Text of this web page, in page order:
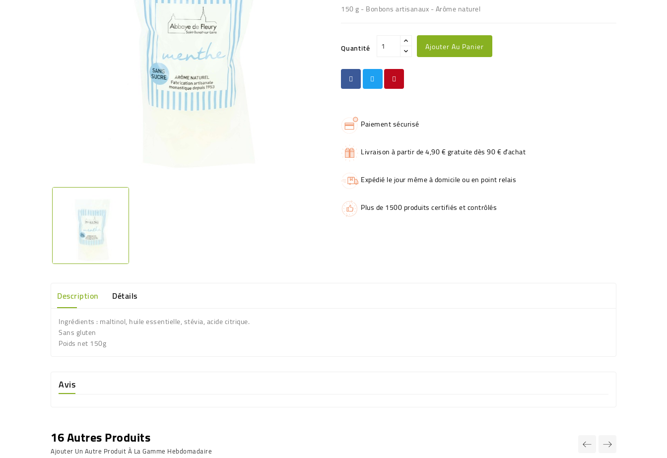
150 g - Bonbons artisanaux - Arôme naturel
Quantité Ajouter Au Panier
Paiement sécurisé
Livraison à partir de 4,90 € gratuite dès 90 € d'achat
Expédié le jour même à domicile ou en point relais
Plus de 1500 produits certifiés et contrôlés
Description Détails
Ingrédients : maltinol, huile essentielle, stévia, acide citrique.
Sans gluten
Poids net 150g
Avis
16 Autres Produits
Ajouter Un Autre Produit À La Gamme Hebdomadaire